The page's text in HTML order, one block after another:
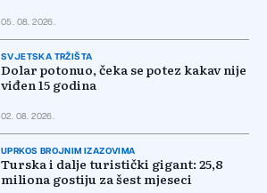
05. 08. 2026.
SVJETSKA TRŽIŠTA
Dolar potonuo, čeka se potez kakav nije
viđen 15 godina
02. 08. 2026.
UPRKOS BROJNIM IZAZOVIMA
Turska i dalje turistički gigant: 25,8
miliona gostiju za šest mjeseci